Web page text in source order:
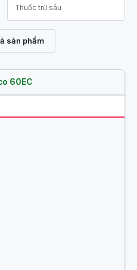
Thuốc trừ sâu
sản phẩm
60EC